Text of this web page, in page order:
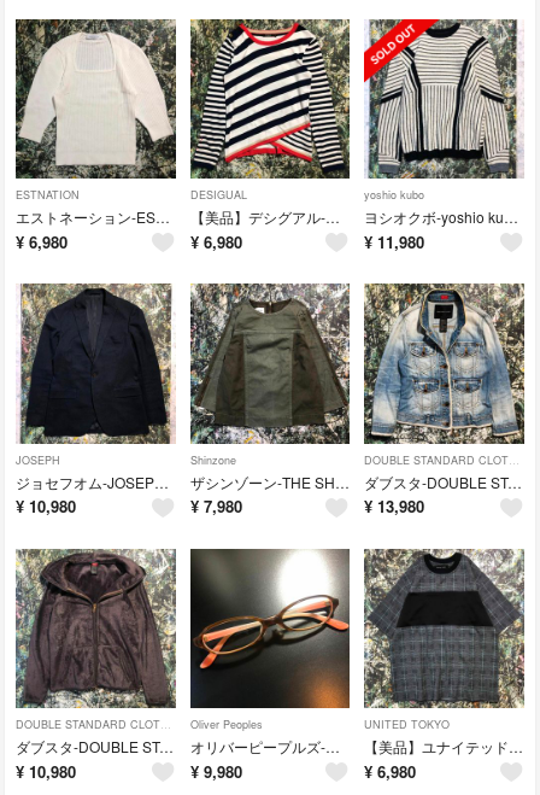
ESTNATION
エストネーション-ESTNATION-スクエアネックニット
¥ 6,980
DESIGUAL
【美品】デシグアル-Desigual-ボーダーニット
¥ 6,980
yoshio kubo
ヨシオクボ-yoshio kubo-クレイジーパターンニット
¥ 11,980
JOSEPH
ジョセフオム-JOSEPH HOMME-テーラードジャケット
¥ 10,980
Shinzone
ザシンゾーン-THE SHINZONE-ノーカラーブラウス
¥ 7,980
DOUBLE STANDARD CLOTHING
ダブスタ-DOUBLE STANDARD CLOTHING-デニムジャケット
¥ 13,980
DOUBLE STANDARD CLOTHING
ダブスタ-DOUBLE STANDARD CLOTHING-ファージャケット
¥ 10,980
Oliver Peoples
オリバーピープルズ-OLIVER PEOPLES Ronnie-メガネ
¥ 9,980
UNITED TOKYO
【美品】ユナイテッドトウキョウ-UNITED TOKYO-EVALETコンビT
¥ 6,980